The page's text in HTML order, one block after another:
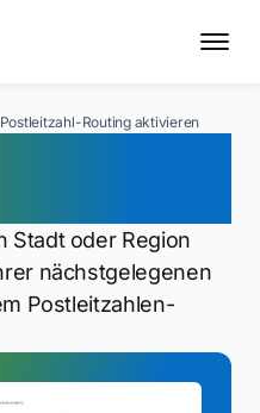
Routing aktivieren
Stadt oder Region
nächstgelegenen
Postleitzahlen-